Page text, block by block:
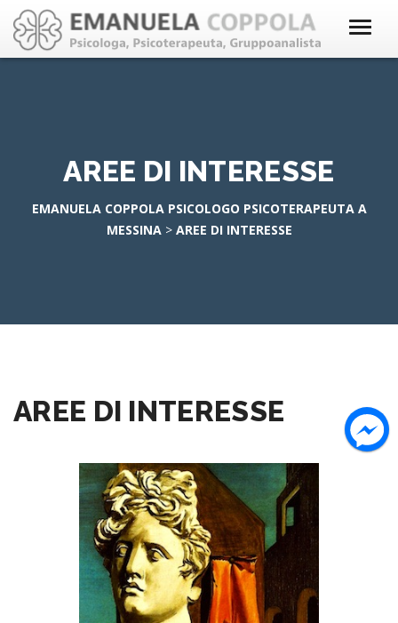
AREE DI INTERESSE
EMANUELA COPPOLA PSICOLOGO PSICOTERAPEUTA A
MESSINA> AREE DI INTERESSE
AREE DI INTERESSE